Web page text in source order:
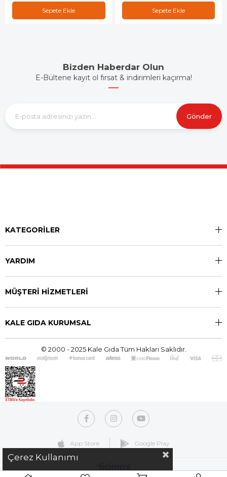
Sepete Ekle Sepete Ekle
Bizden Haberdar Olun
E-Bültene kayıt ol fırsat & indirimleri kaçırma!
Gönder
KATEGORİLER
YARDIM
MÜŞTERİ HİZMETLERİ
KALE GIDA KURUMSAL
© 2000 - 2025 Kale Gıda Tüm Hakları Saklıdır.
App Store Google Play
Çerez Kullanımı